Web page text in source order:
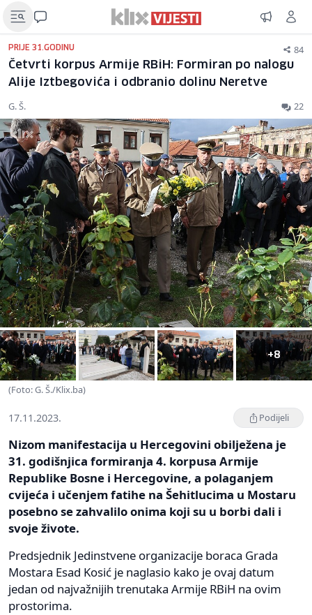
PRIJE 31.GODINU 84
Četvrti korpus Armije RBiH: Formiran po nalogu
Alije Iztbegovića i odbranio dolinu Neretve
G. Š. 22
+8
(Foto: G. Š./Klix.ba)
17.11.2023. Podijeli
Nizom manifestacija u Hercegovini obilježena je
31. godišnjica formiranja 4. korpusa Armije
Republike Bosne i Hercegovine, a polaganjem
cvijeća i učenjem fatihe na Šehitlucima u Mostaru
posebno se zahvalilo onima koji su u borbi dali i
svoje živote.
Predsjednik Jedinstvene organizacije boraca Grada
Mostara Esad Kosić je naglasio kako je ovaj datum
jedan od najvažnijih trenutaka Armije RBiH na ovim
prostorima.